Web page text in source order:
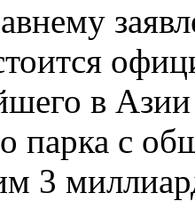
в Азии
парка с
3